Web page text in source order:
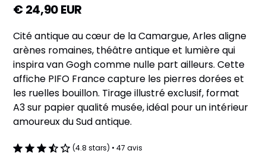
€ 24,90 EUR
Cité antique au cœur de la Camargue, Arles aligne
arènes romaines, théâtre antique et lumière qui
inspira van Gogh comme nulle part ailleurs. Cette
affiche PIFO France capture les pierres dorées et
les ruelles bouillon. Tirage illustré exclusif, format
A3 sur papier qualité musée, idéal pour un intérieur
amoureux du Sud antique.
(4.8 stars) • 47 avis